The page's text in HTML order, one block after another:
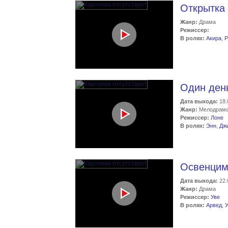
Открытка
Жанр: Драма
Режиссер:
В ролях: Акира
Один
Дата выхода:
Жанр:
Режиссер: Лоне
В ролях: Энн
Дата выхода:
Жанр: Драма
Режиссер: Уве
В ролях: Арвед